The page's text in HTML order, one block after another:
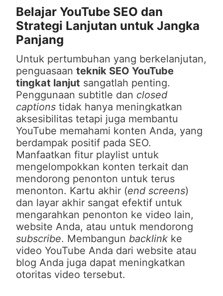
Belajar YouTube SEO dan
Strategi Lanjutan untuk Jangka
Panjang
Untuk pertumbuhan yang berkelanjutan,
penguasaan teknik SEO YouTube
tingkat lanjut sangatlah penting.
Penggunaan subtitle dan closed
captions tidak hanya meningkatkan
aksesibilitas tetapi juga membantu
YouTube memahami konten Anda, yang
berdampak positif pada SEO.
Manfaatkan fitur playlist untuk
mengelompokkan konten terkait dan
mendorong penonton untuk terus
menonton. Kartu akhir (end screens)
dan layar akhir sangat efektif untuk
mengarahkan penonton ke video lain,
website Anda, atau untuk mendorong
subscribe. Membangun backlink ke
video YouTube Anda dari website atau
blog Anda juga dapat meningkatkan
otoritas video tersebut.